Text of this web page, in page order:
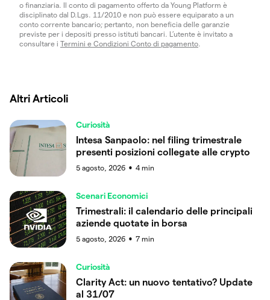
o finanziaria. Il conto di pagamento offerto da Young Platform è
disciplinato dal D.Lgs. 11/2010 e non può essere equiparato a un
conto corrente bancario; pertanto, non beneficia delle garanzie
previste per i depositi presso istituti bancari. L’utente è invitato a
consultare i Termini e Condizioni Conto di pagamento.
Altri Articoli
Curiosità
Intesa Sanpaolo: nel filing trimestrale
presenti posizioni collegate alle crypto
5 agosto, 2026 ● 4 min
Scenari Economici
Trimestrali: il calendario delle principali
aziende quotate in borsa
5 agosto, 2026 ● 7 min
Curiosità
Clarity Act: un nuovo tentativo? Update
al 31/07